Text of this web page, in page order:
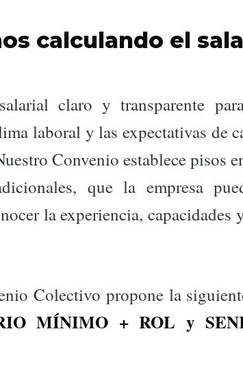
calculando el
claro y transparente
laboral y las expectativas de
Convenio establece pisos
que la empresa
la experiencia, capacidades
Colectivo propone la
MÍNIMO + ROL y